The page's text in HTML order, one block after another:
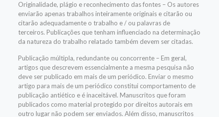
Originalidade, plágio e reconhecimento das fontes – Os autores
enviarão apenas trabalhos inteiramente originais e citarão ou
citarão adequadamente o trabalho e / ou palavras de
terceiros. Publicações que tenham influenciado na determinação
da natureza do trabalho relatado também devem ser citadas.
Publicação múltipla, redundante ou concorrente – Em geral,
artigos que descrevem essencialmente a mesma pesquisa não
deve ser publicado em mais de um periódico. Enviar o mesmo
artigo para mais de um periódico constitui comportamento de
publicação antiético e é inaceitável. Manuscritos que foram
publicados como material protegido por direitos autorais em
outro lugar não podem ser enviados. Além disso, manuscritos